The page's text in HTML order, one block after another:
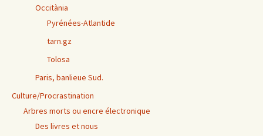
Occitània
Pyrénées-Atlantide
tarn.gz
Tolosa
Paris, banlieue Sud.
Culture/Procrastination
Arbres morts ou encre électronique
Des livres et nous